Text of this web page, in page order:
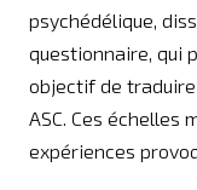
psychédélique,
questionnaire, qui
objectif de
ASC. Ces échelles
expériences